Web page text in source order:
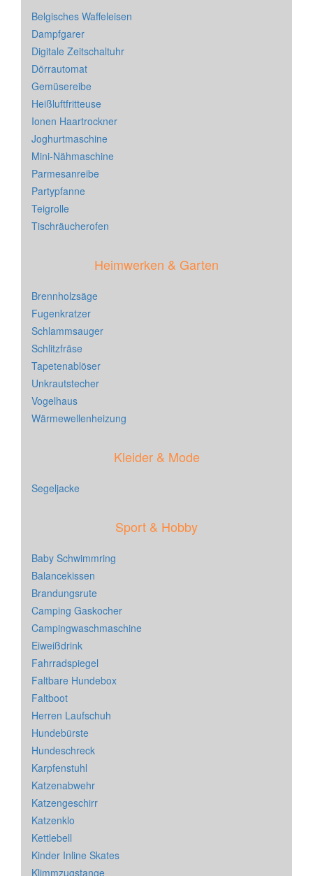
Belgisches Waffeleisen
Dampfgarer
Digitale Zeitschaltuhr
Dörrautomat
Gemüsereibe
Heißluftfritteuse
Ionen Haartrockner
Joghurtmaschine
Mini-Nähmaschine
Parmesanreibe
Partypfanne
Teigrolle
Tischräucherofen
Heimwerken & Garten
Brennholzsäge
Fugenkratzer
Schlammsauger
Schlitzfräse
Tapetenablöser
Unkrautstecher
Vogelhaus
Wärmewellenheizung
Kleider & Mode
Segeljacke
Sport & Hobby
Baby Schwimmring
Balancekissen
Brandungsrute
Camping Gaskocher
Campingwaschmaschine
Eiweißdrink
Fahrradspiegel
Faltbare Hundebox
Faltboot
Herren Laufschuh
Hundebürste
Hundeschreck
Karpfenstuhl
Katzenabwehr
Katzengeschirr
Katzenklo
Kettlebell
Kinder Inline Skates
Klimmzugstange